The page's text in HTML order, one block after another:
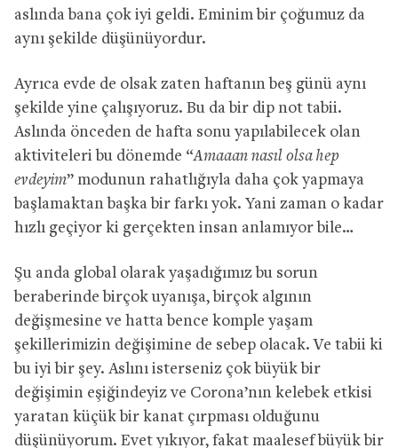
aslında bana çok iyi geldi. Eminim bir çoğumuz da
aynı şekilde düşünüyordur.
Ayrıca evde de olsak zaten haftanın beş günü aynı
şekilde yine çalışıyoruz. Bu da bir dip not tabii.
Aslında önceden de hafta sonu yapılabilecek olan
aktiviteleri bu dönemde “Amaaan nasıl olsa hep
evdeyim” modunun rahatlığıyla daha çok yapmaya
başlamaktan başka bir farkı yok. Yani zaman o kadar
hızlı geçiyor ki gerçekten insan anlamıyor bile…
Şu anda global olarak yaşadığımız bu sorun
beraberinde birçok uyanışa, birçok algının
değişmesine ve hatta bence komple yaşam
şekillerimizin değişimine de sebep olacak. Ve tabii ki
bu iyi bir şey. Aslını isterseniz çok büyük bir
değişimin eşiğindeyiz ve Corona’nın kelebek etkisi
yaratan küçük bir kanat çırpması olduğunu
düşünüyorum. Evet yıkıyor, fakat maalesef büyük bir